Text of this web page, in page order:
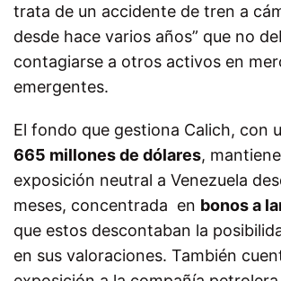
trata de un accidente de tren a
desde hace varios años” que no
contagiarse a otros activos en
emergentes.
El fondo que gestiona Calich, con
665 millones de dólares,
exposición neutral a Venezuela
meses, concentrada en bonos a
que estos descontaban la
en sus valoraciones. También